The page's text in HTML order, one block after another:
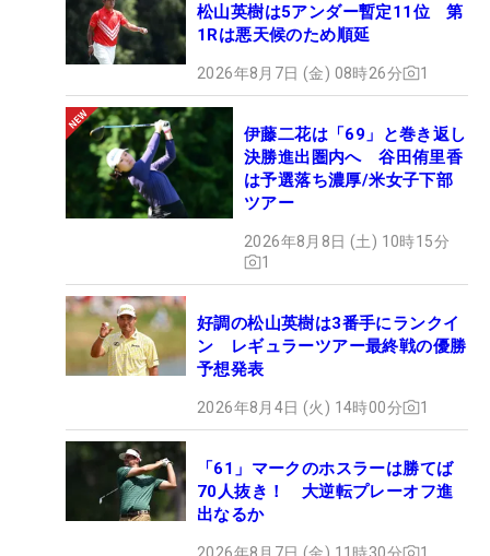
松山英樹は5アンダー暫定11位 第
1Rは悪天候のため順延
2026年8月7日 (金) 08時26分 1
伊藤二花は「69」と巻き返し
決勝進出圏内へ 谷田侑里香
は予選落ち濃厚/米女子下部
ツアー
2026年8月8日 (土) 10時15分
1
好調の松山英樹は3番手にランクイ
ン レギュラーツアー最終戦の優勝
予想発表
2026年8月4日 (火) 14時00分 1
「61」マークのホスラーは勝てば
70人抜き！ 大逆転プレーオフ進
出なるか